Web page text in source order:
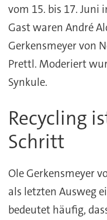
vom 15. bis 17. Juni
Gast waren André
Gerkensmeyer von
Prettl. Moderiert
Synkule.
Recycling
Schritt
Ole Gerkensmeyer
als letzten Ausweg
bedeutet häufig,